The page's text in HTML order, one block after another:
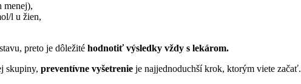
l u žien,
preto je dôležité hodnotiť výsledky vždy s lekárom.
skupiny, preventívne vyšetrenie je najjednoduchší krok, ktorým viete začať.